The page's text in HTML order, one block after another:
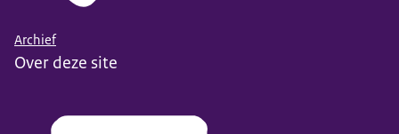
Archief
Over deze site